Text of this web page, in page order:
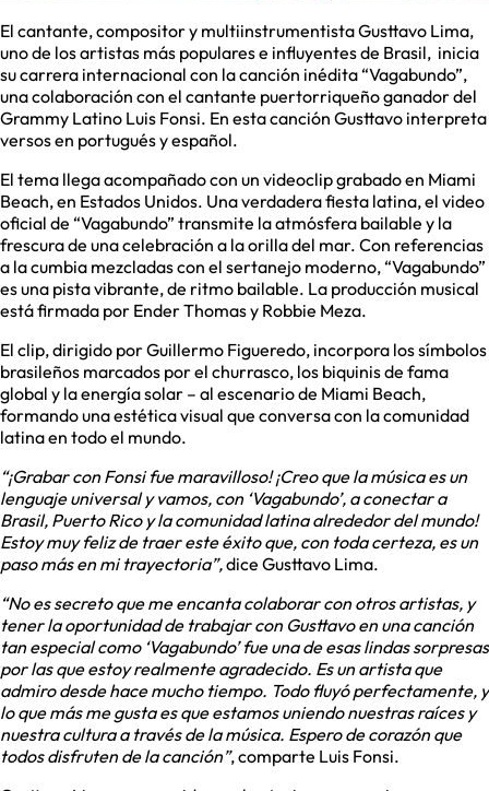
El cantante, compositor y multiinstrumentista Gusttavo Lima,
uno de los artistas más populares e influyentes de Brasil, inicia
su carrera internacional con la canción inédita “Vagabundo”,
una colaboración con el cantante puertorriqueño ganador del
Grammy Latino Luis Fonsi. En esta canción Gusttavo interpreta
versos en portugués y español.
El tema llega acompañado con un videoclip grabado en Miami
Beach, en Estados Unidos. Una verdadera fiesta latina, el video
oficial de “Vagabundo” transmite la atmósfera bailable y la
frescura de una celebración a la orilla del mar. Con referencias
a la cumbia mezcladas con el sertanejo moderno, “Vagabundo”
es una pista vibrante, de ritmo bailable. La producción musical
está firmada por Ender Thomas y Robbie Meza.
El clip, dirigido por Guillermo Figueredo, incorpora los símbolos
brasileños marcados por el churrasco, los biquinis de fama
global y la energía solar – al escenario de Miami Beach,
formando una estética visual que conversa con la comunidad
latina en todo el mundo.
“¡Grabar con Fonsi fue maravilloso! ¡Creo que la música es un
lenguaje universal y vamos, con ‘Vagabundo’, a conectar a
Brasil, Puerto Rico y la comunidad latina alrededor del mundo!
Estoy muy feliz de traer este éxito que, con toda certeza, es un
paso más en mi trayectoria”,dice Gusttavo Lima.
“No es secreto que me encanta colaborar con otros artistas, y
tener la oportunidad de trabajar con Gusttavo en una canción
tan especial como ‘Vagabundo’ fue una de esas lindas sorpresas
por las que estoy realmente agradecido. Es un artista que
admiro desde hace mucho tiempo. Todo fluyó perfectamente, y
lo que más me gusta es que estamos uniendo nuestras raíces y
nuestra cultura a través de la música. Espero de corazón que
todos disfruten de la canción”, comparte Luis Fonsi.